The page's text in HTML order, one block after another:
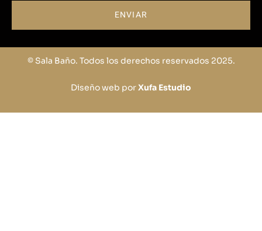
ENVIAR
© Sala Baño. Todos los derechos reservados 2025.
Diseño web porXufa Estudio